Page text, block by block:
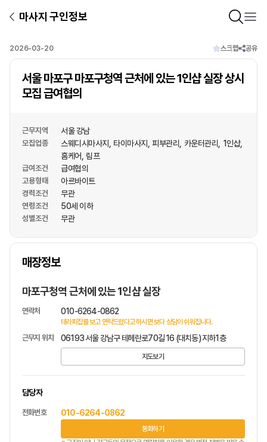
마사지 구인정보
2026-03-20 스크랩 공유
서울 마포구 마포구청역 근처에 있는 1인샵 실장 상시
모집 급여협의
근무지역 서울 강남
모집업종 스웨디시마사지 타이마사지 피부관리 카운터관리
1인샵
홈케어
림프
급여조건 급여협의
고용형태 아르바이트
경력조건 무관
연령조건 50세 이하
성별조건 무관
매장정보
상호명
마포구청역 근처에 있는 1인샵 실장
연락처 010-6264-0862
테라피잡를 보고 연락드렸다고 하시면 보다 상담이 쉬워집니다.
근무지 위치 06193 서울 강남구 테헤란로70길 16 (대치동) 지하1층
지도보기
담당자
전화번호 010-6264-0862
통화하기